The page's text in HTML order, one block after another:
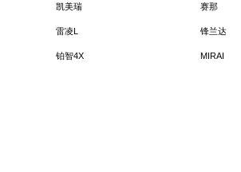
凯美瑞 赛那
雷凌L 锋兰达
铂智4X MIRAI